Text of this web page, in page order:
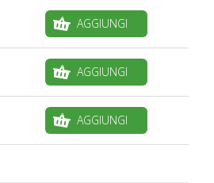
AGGIUNGI
AGGIUNGI
AGGIUNGI